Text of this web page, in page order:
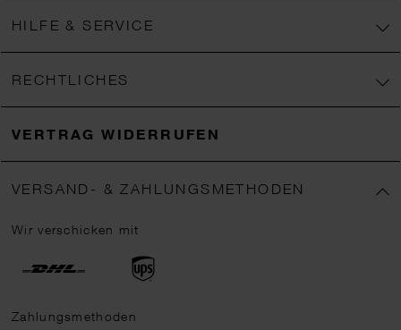
HILFE & SERVICE
RECHTLICHES
VERTRAG WIDERRUFEN
VERSAND- & ZAHLUNGSMETHODEN
Wir verschicken mit
Zahlungsmethoden